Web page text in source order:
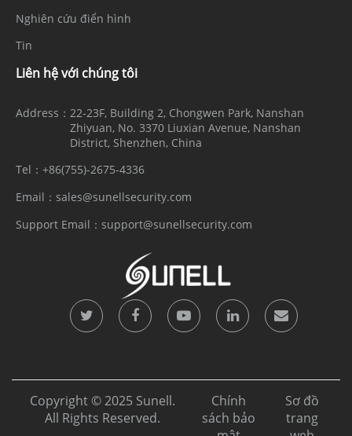
Nghiên cứu điển hình
Tin
Liên hệ với chúng tôi
Address： 22-23F, Building 2, Chongwen Park, Nanshan
Zhiyuan, No. 3370 Liuxian Avenue, Nanshan
District, Shenzhen, China
Tel： +86(755)-2675-4336
Email： sales@sunellsecurity.com
Support Email： support@sunellsecurity.com
Copyright © 2025 Sunell.
All Rights Reserved.
Chính
sách bảo
Sơ đồ
trang